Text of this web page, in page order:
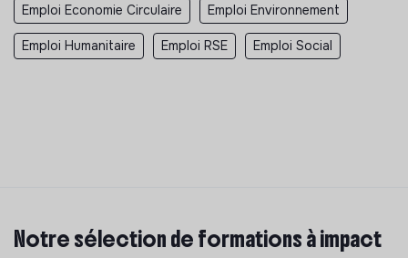
Emploi Economie Circulaire Emploi Environnement
Emploi Humanitaire Emploi RSE Emploi Social
Notre sélection de formations à impact